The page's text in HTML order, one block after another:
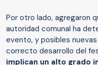
Por otro lado, agregaron
autoridad comunal ha
evento, y posibles
correcto desarrollo del
implican un alto grado